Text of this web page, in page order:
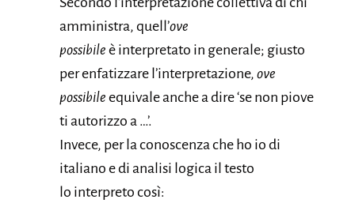
amministra, quell’ove
possibile è interpretato in generale; giusto
per enfatizzare l’interpretazione, ove
possibile equivale anche a dire ‘se non piove
ti autorizzo a …’.
Invece, per la conoscenza che ho io di
italiano e di analisi logica il testo
lo interpreto così: